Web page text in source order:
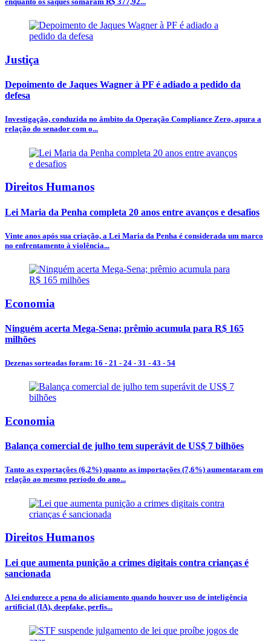
Justiça
Depoimento de Jaques Wagner à PF é adiado a pedido da
defesa
Investigação, conduzida no âmbito da Operação Compliance Zero, apura a
relação do senador com o...
Direitos Humanos
Lei Maria da Penha completa 20 anos entre avanços e desafios
Vinte anos após sua criação, a Lei Maria da Penha é considerada um marco
no enfrentamento à violência...
Economia
Ninguém acerta Mega-Sena; prêmio acumula para R$ 165
milhões
Dezenas sorteadas foram: 16 - 21 - 24 - 31 - 43 - 54
Economia
Balança comercial de julho tem superávit de US$ 7 bilhões
Tanto as exportações (6,2%) quanto as importações (7,6%) aumentaram em
relação ao mesmo período do ano...
Direitos Humanos
Lei que aumenta punição a crimes digitais contra crianças é
sancionada
A lei endurece a pena do aliciamento quando houver uso de inteligência
artificial (IA), deepfake, perfis...